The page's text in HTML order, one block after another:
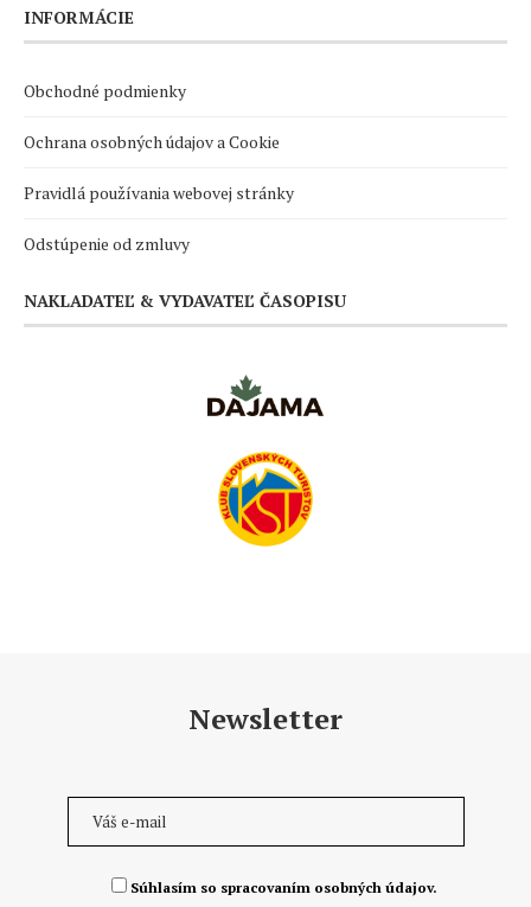
INFORMÁCIE
Obchodné podmienky
Ochrana osobných údajov a Cookie
Pravidlá používania webovej stránky
Odstúpenie od zmluvy
NAKLADATEĽ & VYDAVATEĽ ČASOPISU
Newsletter
Súhlasím so spracovaním osobných údajov.